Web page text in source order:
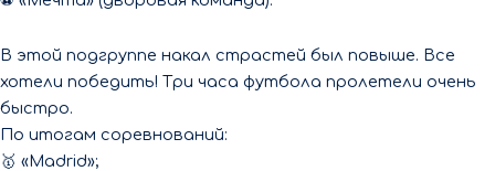
В этой подгруппе накал страстей был повыше. Все
хотели победить! Три часа футбола пролетели очень
быстро.
По итогам соревнований:
🥇 «Madrid»;